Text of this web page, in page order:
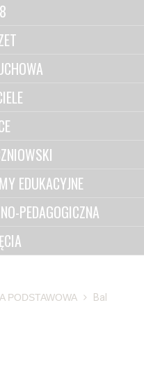
EDUKACYJNE
PEDAGOGICZNA
PODSTAWOWA
Bal